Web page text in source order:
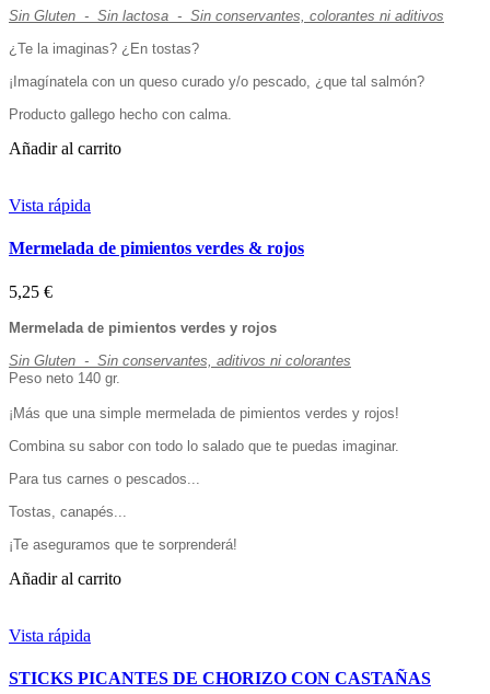
Sin Gluten - Sin lactosa - Sin conservantes, colorantes ni aditivos
¿Te la imaginas? ¿En tostas?
¡Imagínatela con un queso curado y/o pescado, ¿que tal salmón?
Producto gallego hecho con calma.
Añadir al carrito
Vista rápida
Mermelada de pimientos verdes & rojos
5,25 €
Mermelada de pimientos verdes y rojos
Sin Gluten - Sin conservantes, aditivos ni colorantes
Peso neto 140 gr.
¡Más que una simple mermelada de pimientos verdes y rojos!
Combina su sabor con todo lo salado que te puedas imaginar.
Para tus carnes o pescados...
Tostas, canapés...
¡Te aseguramos que te sorprenderá!
Añadir al carrito
Vista rápida
STICKS PICANTES DE CHORIZO CON CASTAÑAS